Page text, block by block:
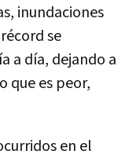
inundaciones
se
a día, dejando a
que es peor,
en el